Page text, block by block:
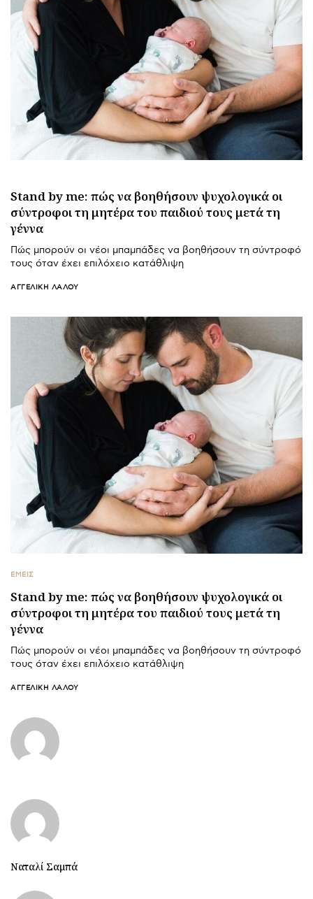
Stand by me: πώς να βοηθήσουν ψυχολογικά οι
σύντροφοι τη μητέρα του παιδιού τους μετά τη
γέννα
Πώς μπορούν οι νέοι μπαμπάδες να βοηθήσουν τη σύντροφό
τους όταν έχει επιλόχειο κατάθλιψη
ΑΓΓΕΛΙΚΉ ΛΆΛΟΥ
ΕΜΕΙΣ
Stand by me: πώς να βοηθήσουν ψυχολογικά οι
σύντροφοι τη μητέρα του παιδιού τους μετά τη
γέννα
Πώς μπορούν οι νέοι μπαμπάδες να βοηθήσουν τη σύντροφό
τους όταν έχει επιλόχειο κατάθλιψη
ΑΓΓΕΛΙΚΉ ΛΆΛΟΥ
Ναταλί Σαμπά